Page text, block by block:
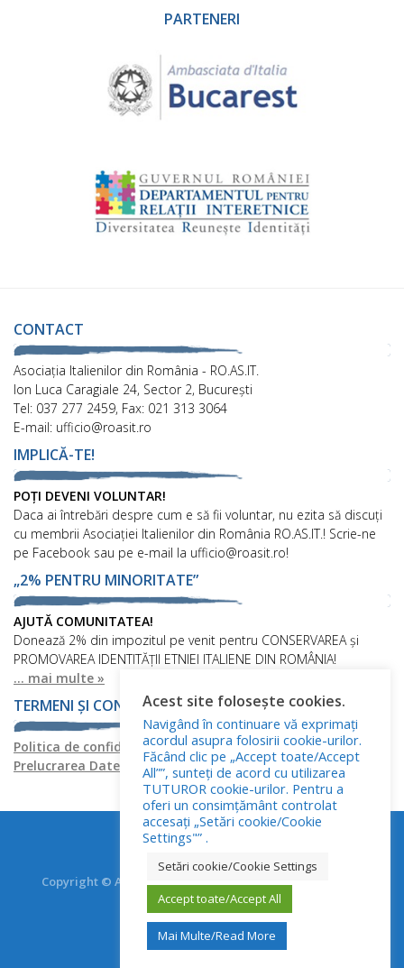
PARTENERI
CONTACT
Asociaţia Italienilor din România - RO.AS.IT.
Ion Luca Caragiale 24, Sector 2, București
Tel: 037 277 2459, Fax: 021 313 3064
E-mail: ufficio@roasit.ro
IMPLICĂ-TE!
POȚI DEVENI VOLUNTAR!
Daca ai întrebări despre cum e să fii voluntar, nu ezita să discuți
cu membrii Asociației Italienilor din România RO.AS.IT.! Scrie-ne
pe Facebook sau pe e-mail la ufficio@roasit.ro!
„2% PENTRU MINORITATE”
AJUTĂ COMUNITATEA!
Donează 2% din impozitul pe venit pentru CONSERVAREA și
PROMOVAREA IDENTITĂȚII ETNIEI ITALIENE DIN ROMÂNIA!
... mai multe »
TERMENI ȘI CONDIȚII
Politica de confidențialitatePolitica privind fișierele cookies
Prelucrarea Datelor cu Caracter Personal
Copyright © Asociația Italienilor din România - RO.AS.IT.
Toate drepturile rezervate.
Acest site folosește cookies.
Navigând în continuare vă exprimați
acordul asupra folosirii cookie-urilor.
Făcând clic pe „Accept toate/Accept
All””, sunteți de acord cu utilizarea
TUTUROR cookie-urilor. Pentru a
oferi un consimțământ controlat
accesați „Setări cookie/Cookie
Settings"” .
Setări cookie/Cookie Settings
Accept toate/Accept All
Mai Multe/Read More